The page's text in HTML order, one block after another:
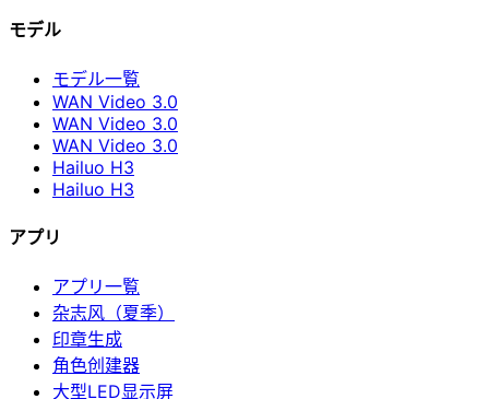
モデル
モデル一覧
WAN Video 3.0
WAN Video 3.0
WAN Video 3.0
Hailuo H3
Hailuo H3
アプリ
アプリ一覧
杂志风（夏季）
印章生成
角色创建器
大型LED显示屏